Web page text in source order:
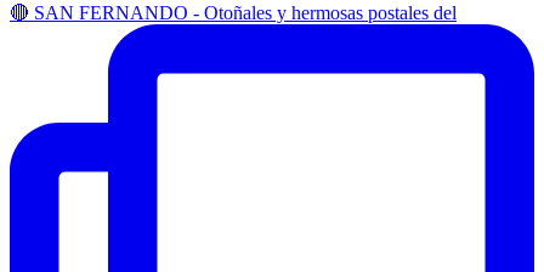
🔴 SAN FERNANDO - Otoñales y hermosas postales del